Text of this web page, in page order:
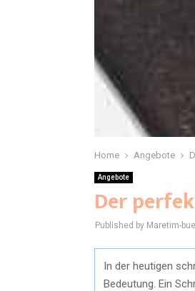
Home Angebote
Angebote
Der
Published by Maretim-
In der heutigen
Bedeutung. Ein